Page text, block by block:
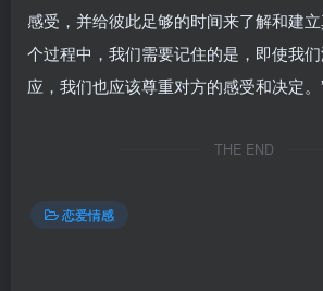
感受，并给彼此足够的时间来了解和建
个过程中，我们需要记住的是，即使我
应，我们也应该尊重对方的感受和决定。
THE END
恋爱情感